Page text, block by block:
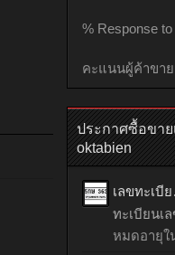
% Response
คะแนนผู้ค้าขาย
ประกาศซื้อขาย
oktabien
เลข
ทะเบียนเ
หมดอายุใ